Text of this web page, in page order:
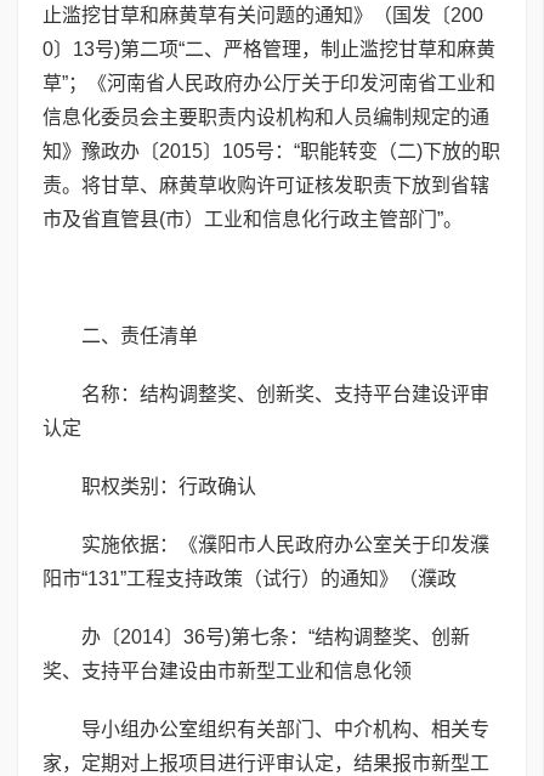
止滥挖甘草和麻黄草有关问题的通知》（国发〔200
0〕13号)第二项“二、严格管理，制止滥挖甘草和麻黄
草”；《河南省人民政府办公厅关于印发河南省工业和
信息化委员会主要职责内设机构和人员编制规定的通
知》豫政办〔2015〕105号：“职能转变（二)下放的职
责。将甘草、麻黄草收购许可证核发职责下放到省辖
市及省直管县(市）工业和信息化行政主管部门”。
二、责任清单
名称：结构调整奖、创新奖、支持平台建设评审
认定
职权类别：行政确认
实施依据：《濮阳市人民政府办公室关于印发濮
阳市“131”工程支持政策（试行）的通知》（濮政
办〔2014〕36号)第七条：“结构调整奖、创新
奖、支持平台建设由市新型工业和信息化领
导小组办公室组织有关部门、中介机构、相关专
家，定期对上报项目进行评审认定，结果报市新型工